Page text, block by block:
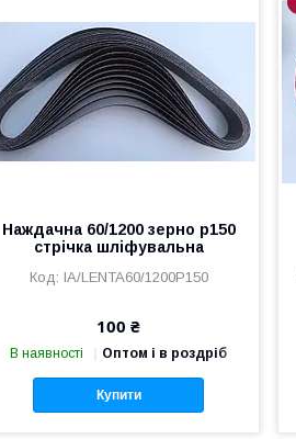
Наждачна 60/1200 зерно р150
стрічка шліфувальна
IA/LENTA60/1200P150
100 ₴
В наявності Оптом і в роздріб
Купити